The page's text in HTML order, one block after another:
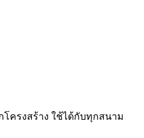
โครงสร้าง ใช้ได้กับทุกสนาม